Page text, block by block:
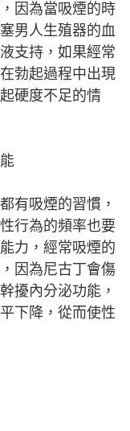
因為當吸煙的時
男人生殖器的血
支持，如果經常
勃起過程中出現
硬度不足的情
有吸煙的習慣，
行為的頻率也要
力，經常吸煙的
因為尼古丁會傷
擾內分泌功能，
下降，從而使性